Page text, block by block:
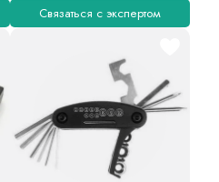
Связаться с экспертом